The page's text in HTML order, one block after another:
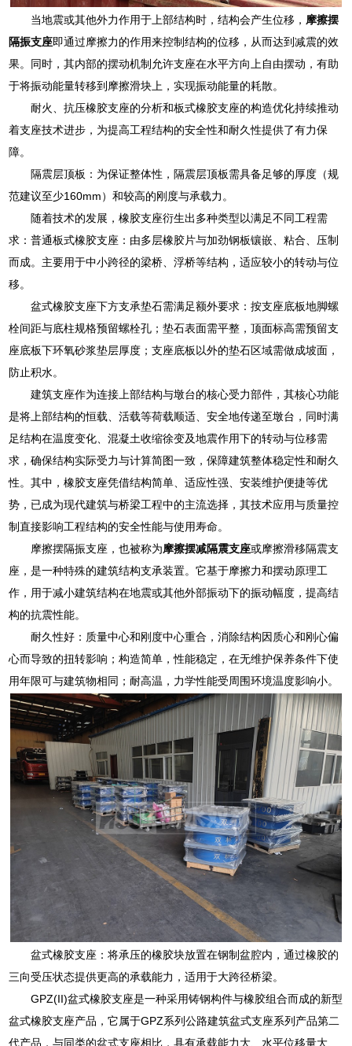
当地震或其他外力作用于上部结构时，结构会产生位移， 摩擦摆
隔振支座即通过摩擦力的作用来控制结构的位移，从而达到减震的效
果。同时，其内部的摆动机制允许支座在水平方向上自由摆动，有助
于将振动能量转移到摩擦滑块上，实现振动能量的耗散。
耐火、抗压橡胶支座的分析和板式橡胶支座的构造优化持续推动
着支座技术进步，为提高工程结构的安全性和耐久性提供了有力保
障。
隔震层顶板：为保证整体性，隔震层顶板需具备足够的厚度（规
范建议至少160mm）和较高的刚度与承载力。
随着技术的发展，橡胶支座衍生出多种类型以满足不同工程需
求：普通板式橡胶支座：由多层橡胶片与加劲钢板镶嵌、粘合、压制
而成。主要用于中小跨径的梁桥、浮桥等结构，适应较小的转动与位
移。
盆式橡胶支座下方支承垫石需满足额外要求：按支座底板地脚螺
栓间距与底柱规格预留螺栓孔；垫石表面需平整，顶面标高需预留支
座底板下环氧砂浆垫层厚度；支座底板以外的垫石区域需做成坡面，
防止积水。
建筑支座作为连接上部结构与墩台的核心受力部件，其核心功能
是将上部结构的恒载、活载等荷载顺适、安全地传递至墩台，同时满
足结构在温度变化、混凝土收缩徐变及地震作用下的转动与位移需
求，确保结构实际受力与计算简图一致，保障建筑整体稳定性和耐久
性。其中，橡胶支座凭借结构简单、适应性强、安装维护便捷等优
势，已成为现代建筑与桥梁工程中的主流选择，其技术应用与质量控
制直接影响工程结构的安全性能与使用寿命。
摩擦摆隔振支座，也被称为摩擦摆减隔震支座或摩擦滑移隔震支
座，是一种特殊的建筑结构支承装置。它基于摩擦力和摆动原理工
作，用于减小建筑结构在地震或其他外部振动下的振动幅度，提高结
构的抗震性能。
耐久性好：质量中心和刚度中心重合，消除结构因质心和刚心偏
心而导致的扭转影响；构造简单，性能稳定，在无维护保养条件下使
用年限可与建筑物相同；耐高温，力学性能受周围环境温度影响小。
盆式橡胶支座：将承压的橡胶块放置在钢制盆腔内，通过橡胶的
三向受压状态提供更高的承载能力，适用于大跨径桥梁。
GPZ(II)盆式橡胶支座是一种采用铸钢构件与橡胶组合而成的新型
盆式橡胶支座产品，它属于GPZ系列公路建筑盆式支座系列产品第二
代产品，与同类的盆式支座相比，具有承载能力大、水平位移量大、